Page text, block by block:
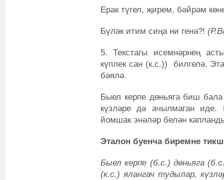
Ерак түгел, җирем, бәйрәм
Бүләк итим сиңа ни генә?!
5. Текстагы исемнәрнең
күплек сан (к.с.)) билгелә.
бәялә.
Быел керпе дөньяга биш
күзләре дә ачылмаган иде.
йомшак энәләр белән
Эталон буенча биремне
Быел керпе (б.с.) дөньяга
(к.с.) ялангач тудылар,